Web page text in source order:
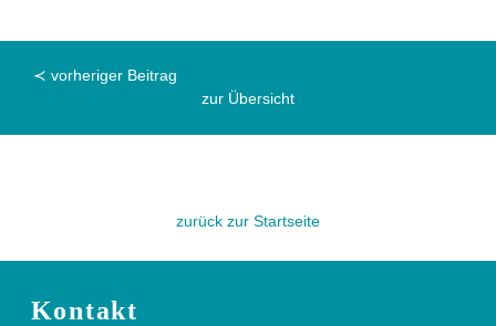
≺ vorheriger Beitrag
zur Übersicht
zurück zur Startseite
Kontakt